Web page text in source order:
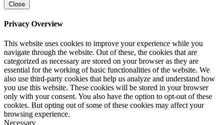
Close
Privacy Overview
This website uses cookies to improve your experience while you
navigate through the website. Out of these, the cookies that are
categorized as necessary are stored on your browser as they are
essential for the working of basic functionalities of the website. We
also use third-party cookies that help us analyze and understand how
you use this website. These cookies will be stored in your browser
only with your consent. You also have the option to opt-out of these
cookies. But opting out of some of these cookies may affect your
browsing experience.
Necessary